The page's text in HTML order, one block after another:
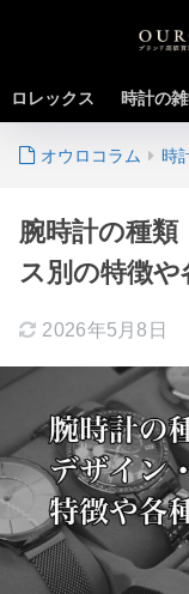
ロレックス 時計の
時
腕時計の種
ス別の特徴や
2026年5月8日